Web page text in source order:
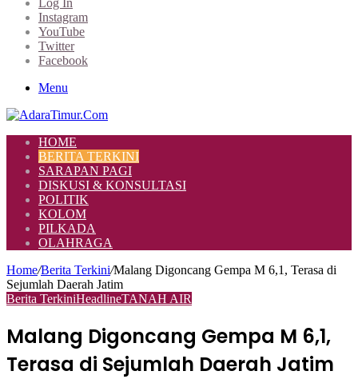
Log In
Instagram
YouTube
Twitter
Facebook
Menu
HOME
BERITA TERKINI
SARAPAN PAGI
DISKUSI & KONSULTASI
POLITIK
KOLOM
PILKADA
OLAHRAGA
Home/Berita Terkini/Malang Digoncang Gempa M 6,1, Terasa di
Sejumlah Daerah Jatim
Berita TerkiniHeadlineTANAH AIR
Malang Digoncang Gempa M 6,1,
Terasa di Sejumlah Daerah Jatim